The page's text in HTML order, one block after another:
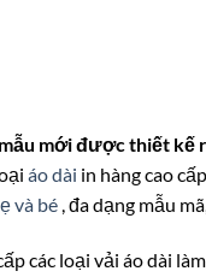
mới được thiết kế
áo dài in hàng cao
và bé , đa dạng mẫu
các loại vải áo dài